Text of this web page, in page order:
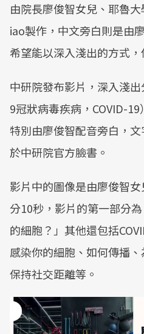
由院長廖俊智女兒、耶魯
iao製作，中文旁白則是由
希望能以深入淺出的方式，
中研院發布影片，深入淺
9冠狀病毒疾病，COVID-
特別由廖俊智配音旁白，
於中研院官方臉書。
影片中的圖像是由廖俊智
分10秒，影片的第一部分
的細胞？」其他還包括
感染你的細胞、如何傳播
保持社交距離等。